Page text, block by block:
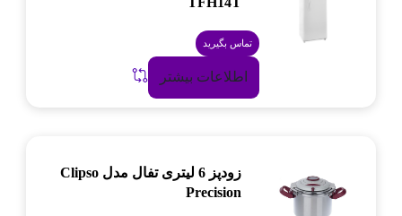
تماس بگیرید
اطلاعات بیشتر
زودپز 6 لیتری تفال مدل Clipso
Precision